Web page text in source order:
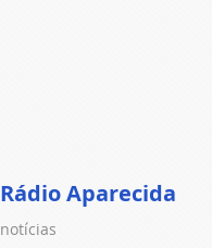
Rádio Aparecida
notícias